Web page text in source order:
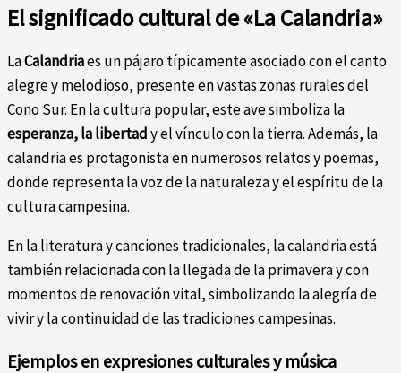
El significado cultural de «La Calandria»
LaCalandriaes un pájaro típicamente asociado con el canto
alegre y melodioso, presente en vastas zonas rurales del
Cono Sur. En la cultura popular, este ave simboliza la
esperanza, la libertady el vínculo con la tierra. Además, la
calandria es protagonista en numerosos relatos y poemas,
donde representa la voz de la naturaleza y el espíritu de la
cultura campesina.
En la literatura y canciones tradicionales, la calandria está
también relacionada con la llegada de la primavera y con
momentos de renovación vital, simbolizando la alegría de
vivir y la continuidad de las tradiciones campesinas.
Ejemplos en expresiones culturales y música